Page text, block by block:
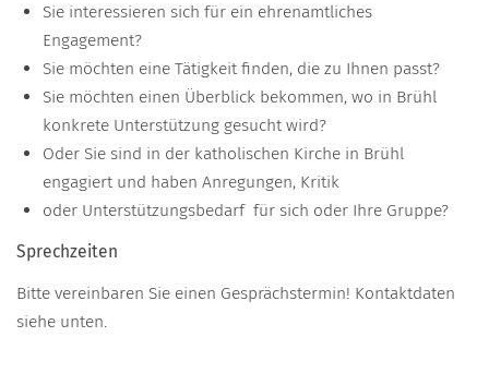
Sie interessieren sich für ein ehrenamtliches
Engagement?
Sie möchten eine Tätigkeit finden, die zu Ihnen passt?
Sie möchten einen Überblick bekommen, wo in Brühl
konkrete Unterstützung gesucht wird?
Oder Sie sind in der katholischen Kirche in Brühl
engagiert und haben Anregungen, Kritik
oder Unterstützungsbedarf für sich oder Ihre Gruppe?
Sprechzeiten
Bitte vereinbaren Sie einen Gesprächstermin! Kontaktdaten
siehe unten.